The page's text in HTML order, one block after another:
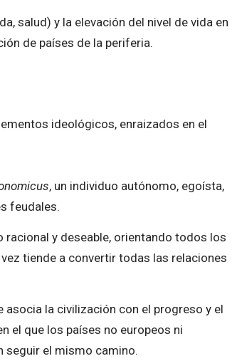
salud) y la elevación del nivel de vida en
de países de la periferia.
ideológicos, enraizados en el
, un individuo autónomo, egoísta,
feudales.
y deseable, orientando todos los
tiende a convertir todas las relaciones
asocia la civilización con el progreso y el
el que los países no europeos ni
seguir el mismo camino.